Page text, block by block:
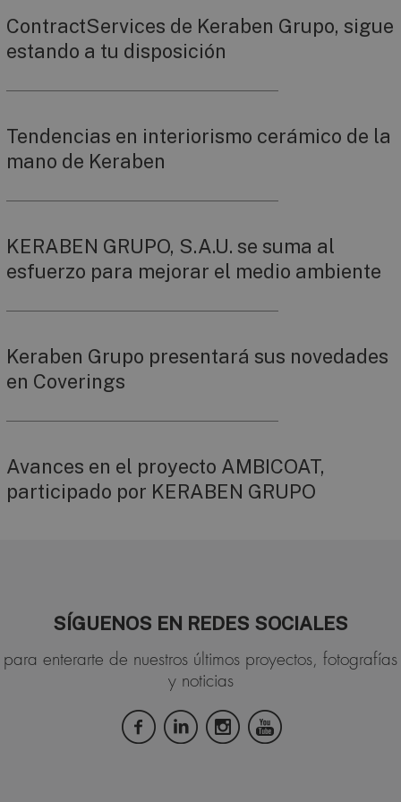
ContractServices de Keraben Grupo, sigue
estando a tu disposición
Tendencias en interiorismo cerámico de la
mano de Keraben
KERABEN GRUPO, S.A.U. se suma al
esfuerzo para mejorar el medio ambiente
Keraben Grupo presentará sus novedades
en Coverings
Avances en el proyecto AMBICOAT,
participado por KERABEN GRUPO
SÍGUENOS EN REDES SOCIALES
para enterarte de nuestros últimos proyectos, fotografías
y noticias